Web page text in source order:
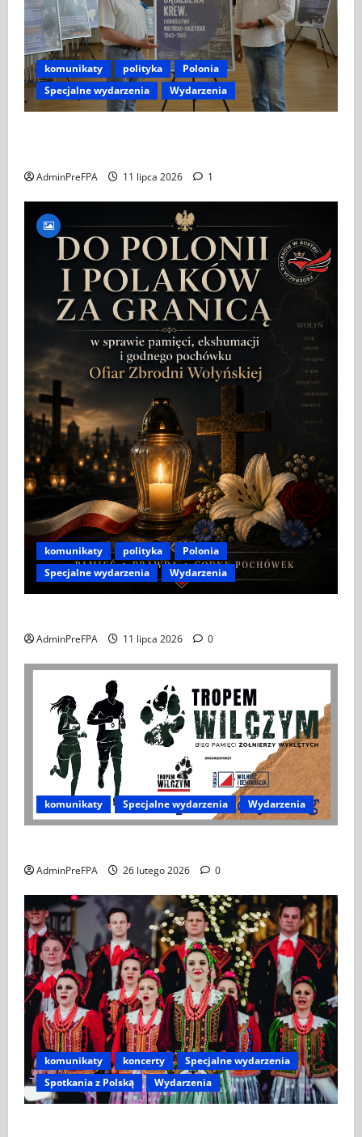
komunikaty polityka
Polonia
Specjalne wydarzenia
Wydarzenia
AdminPreFPA 11 lipca 2026 1
komunikaty polityka
Polonia
Specjalne wydarzenia
Wydarzenia
AdminPreFPA 11 lipca 2026 0
komunikaty Specjalne wydarzenia Wydarzenia
AdminPreFPA 26 lutego 2026 0
komunikaty koncerty
Specjalne wydarzenia
Spotkania z Polską
Wydarzenia